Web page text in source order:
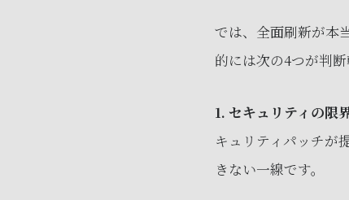
では、全面刷新が本
的には次の4つが判断
1. セキュリティの限界
キュリティパッチが
きない一線です。